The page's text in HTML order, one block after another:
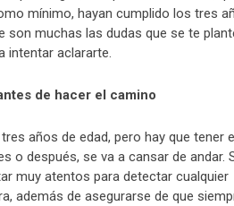
mínimo, hayan cumplido los tres
son muchas las dudas que se te
intentar aclararte.
de hacer el camino
años de edad, pero hay que tener
o después, se va a cansar de andar.
muy atentos para detectar cualquier
además de asegurarse de que